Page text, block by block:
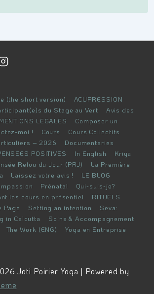
(the short version)
ACUPRESSION
du Stage au Vert
Avis des
LEGALES
Composer un
moi ! Cours
Cours Collectifs
– 2026
Documentaries
POSITIVES
In English
Kriya
Relou du Jour (PRJ)
La Première
Laissez votre avis !
LE BLOG
Prénatal
Qui-suis-je?
les cours en présentiel
RITUELS
Page Setting an intention
Seva:
in Calcutta
Soins & Accompagnement
The Work (ENG) Yoga en Entreprise
Joti Poirier Yoga | Powered by